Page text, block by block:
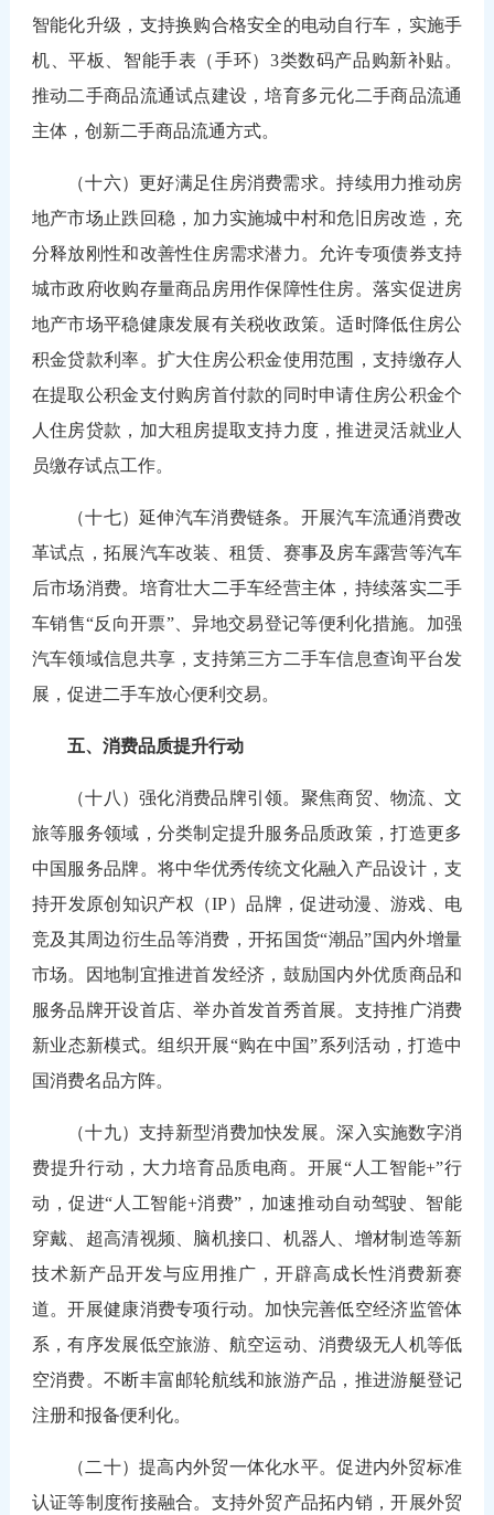
智能化升级，支持换购合格安全的电动自行车，实施手
机、平板、智能手表（手环）3类数码产品购新补贴。
推动二手商品流通试点建设，培育多元化二手商品流通
主体，创新二手商品流通方式。
（十六）更好满足住房消费需求。持续用力推动房
地产市场止跌回稳，加力实施城中村和危旧房改造，充
分释放刚性和改善性住房需求潜力。允许专项债券支持
城市政府收购存量商品房用作保障性住房。落实促进房
地产市场平稳健康发展有关税收政策。适时降低住房公
积金贷款利率。扩大住房公积金使用范围，支持缴存人
在提取公积金支付购房首付款的同时申请住房公积金个
人住房贷款，加大租房提取支持力度，推进灵活就业人
员缴存试点工作。
（十七）延伸汽车消费链条。开展汽车流通消费改
革试点，拓展汽车改装、租赁、赛事及房车露营等汽车
后市场消费。培育壮大二手车经营主体，持续落实二手
车销售“反向开票”、异地交易登记等便利化措施。加强
汽车领域信息共享，支持第三方二手车信息查询平台发
展，促进二手车放心便利交易。
五、消费品质提升行动
（十八）强化消费品牌引领。聚焦商贸、物流、文
旅等服务领域，分类制定提升服务品质政策，打造更多
中国服务品牌。将中华优秀传统文化融入产品设计，支
持开发原创知识产权（IP）品牌，促进动漫、游戏、电
竞及其周边衍生品等消费，开拓国货“潮品”国内外增量
市场。因地制宜推进首发经济，鼓励国内外优质商品和
服务品牌开设首店、举办首发首秀首展。支持推广消费
新业态新模式。组织开展“购在中国”系列活动，打造中
国消费名品方阵。
（十九）支持新型消费加快发展。深入实施数字消
费提升行动，大力培育品质电商。开展“人工智能+”行
动，促进“人工智能+消费”，加速推动自动驾驶、智能
穿戴、超高清视频、脑机接口、机器人、增材制造等新
技术新产品开发与应用推广，开辟高成长性消费新赛
道。开展健康消费专项行动。加快完善低空经济监管体
系，有序发展低空旅游、航空运动、消费级无人机等低
空消费。不断丰富邮轮航线和旅游产品，推进游艇登记
注册和报备便利化。
（二十）提高内外贸一体化水平。促进内外贸标准
认证等制度衔接融合。支持外贸产品拓内销，开展外贸